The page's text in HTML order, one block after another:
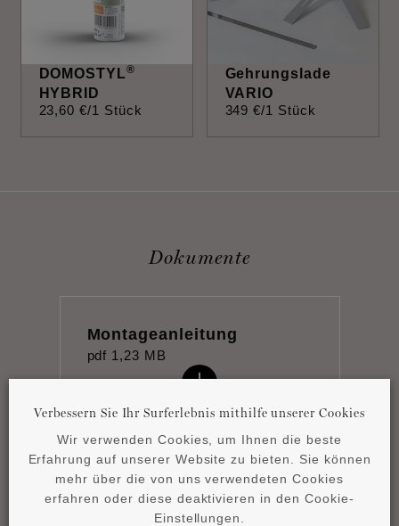
DOMOSTYL®
HYBRID
23,60 €/1 Stück
Gehrungslade
VARIO
349 €/1 Stück
Dokumente
Montageanleitung
pdf 1,23 MB
Product overview
4,15 MB
Verbessern Sie Ihr Surferlebnis mithilfe unserer Cookies
Wir verwenden Cookies, um Ihnen die beste
Erfahrung auf unserer Website zu bieten. Sie können
mehr über die von uns verwendeten Cookies
erfahren oder diese deaktivieren in den Cookie-
Einstellungen.